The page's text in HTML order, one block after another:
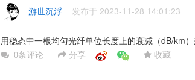
游世沉浮 发布于 2023-11-28 14:01:23
用稳态中一根均匀光纤单位长度上的衰减（dB/km
0条评论 分享 收藏